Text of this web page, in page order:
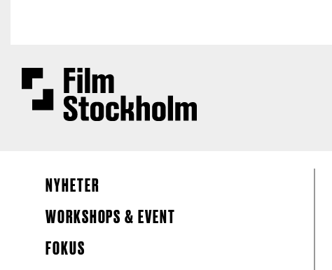
NYHETER
WORKSHOPS & EVENT
FOKUS